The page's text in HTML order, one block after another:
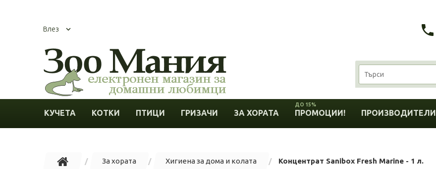
Влез
КУЧЕТА КОТКИ ПТИЦИ ГРИЗАЧИ ЗА ХОРАТА ПРОМОЦИИ!
ДО 15%
ПРОИЗВОДИТЕЛИ
За хората Хигиена за дома и колата Концентрат Sanibox Fresh Marine - 1 л.